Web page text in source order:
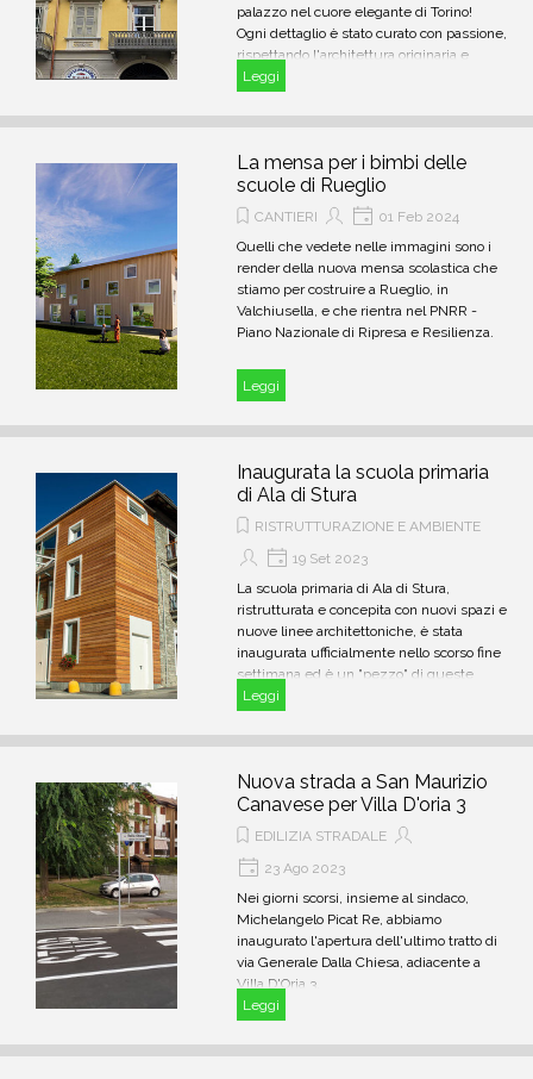
palazzo nel cuore elegante di Torino!
Ogni dettaglio è stato curato con passione,
rispettando l'architettura originaria e
riportando alla luce la bellezza autentica
Leggi
La mensa per i bimbi delle
scuole di Rueglio
CANTIERI
01 Feb 2024
Quelli che vedete nelle immagini sono i
render della nuova mensa scolastica che
stiamo per costruire a Rueglio, in
Valchiusella, e che rientra nel PNRR -
Piano Nazionale di Ripresa e Resilienza.
Leggi
Inaugurata la scuola primaria
di Ala di Stura
RISTRUTTURAZIONE E AMBIENTE
19 Set 2023
La scuola primaria di Ala di Stura,
ristrutturata e concepita con nuovi spazi e
nuove linee architettoniche, è stata
inaugurata ufficialmente nello scorso fine
settimana ed è un "pezzo" di queste
montagne.
Leggi
Nuova strada a San Maurizio
Canavese per Villa D'oria 3
EDILIZIA STRADALE
23 Ago 2023
Nei giorni scorsi, insieme al sindaco,
Michelangelo Picat Re, abbiamo
inaugurato l'apertura dell'ultimo tratto di
via Generale Dalla Chiesa, adiacente a
Villa D'Oria 3.
Leggi